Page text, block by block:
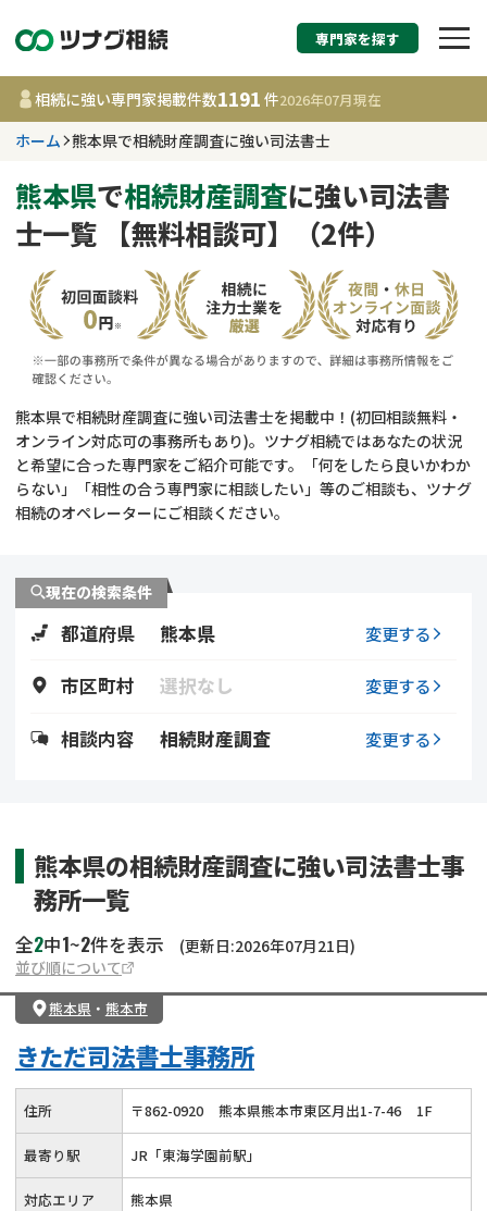
相続税申告・相続手
す
熊本県
事務所 1191
相談内容で探す
相続登記
遺留分侵害額請求
相続人調査
コラム
相続手続き
相続登記
専門家を探す
相続に強い専門家掲載件数1191 件2026年07月現在
ホーム 熊本県で相続財産調査に強い司法書士
熊本県で相続財産調査に強い司法書
士一覧 【無料相談可】（2件）
熊本県で相続財産調査に強い司法書士を掲載中！(初回相談無料・
オンライン対応可の事務所もあり)。ツナグ相続ではあなたの状況
と希望に合った専門家をご紹介可能です。「何をしたら良いかわか
らない」「相性の合う専門家に相談したい」等のご相談も、ツナグ
相続のオペレーターにご相談ください。
現在の検索条件
都道府県 熊本県 変更する
市区町村 選択なし 変更する
相談内容 相続財産調査 変更する
熊本県の相続財産調査に強い司法書士事
務所一覧
全2中1~2件を表示
(更新日:2026年07月21日)
並び順について
熊本県 ・ 熊本市
きただ司法書士事務所
住所 〒862-0920 熊本県熊本市東区月出1-7-46 1F
最寄り駅 JR「東海学園前駅」
対応エリア 熊本県